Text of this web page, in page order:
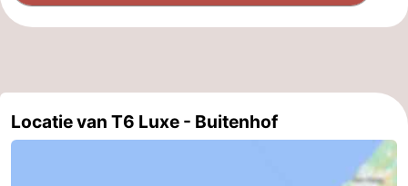
Locatie van T6 Luxe - Buitenhof